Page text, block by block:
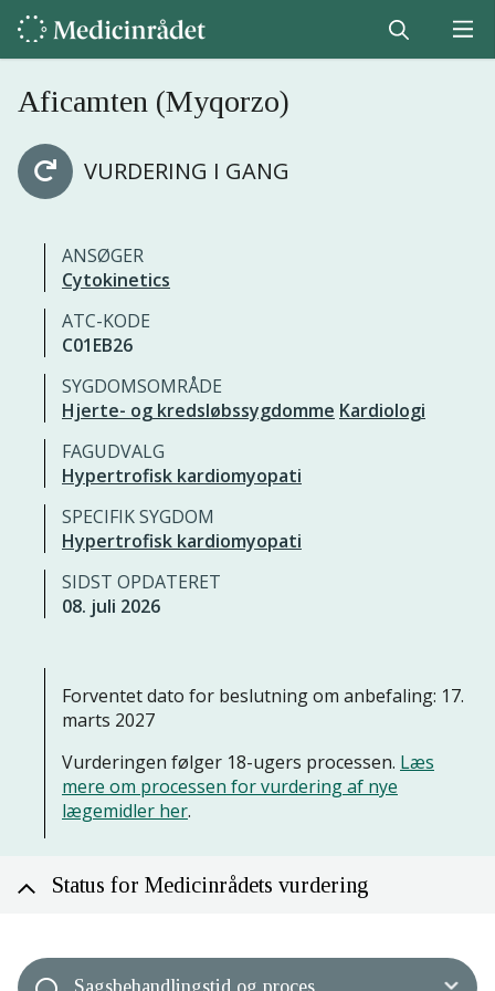
Aficamten (Myqorzo)
VURDERING I GANG
ANSØGER
Cytokinetics
ATC-KODE
C01EB26
SYGDOMSOMRÅDE
Hjerte- og kredsløbssygdomme Kardiologi
FAGUDVALG
Hypertrofisk kardiomyopati
SPECIFIK SYGDOM
Hypertrofisk kardiomyopati
SIDST OPDATERET
08. juli 2026
Forventet dato for beslutning om anbefaling: 17.
marts 2027
Vurderingen følger 18-ugers processen. Læs
mere om processen for vurdering af nye
lægemidler her.
Status for Medicinrådets vurdering